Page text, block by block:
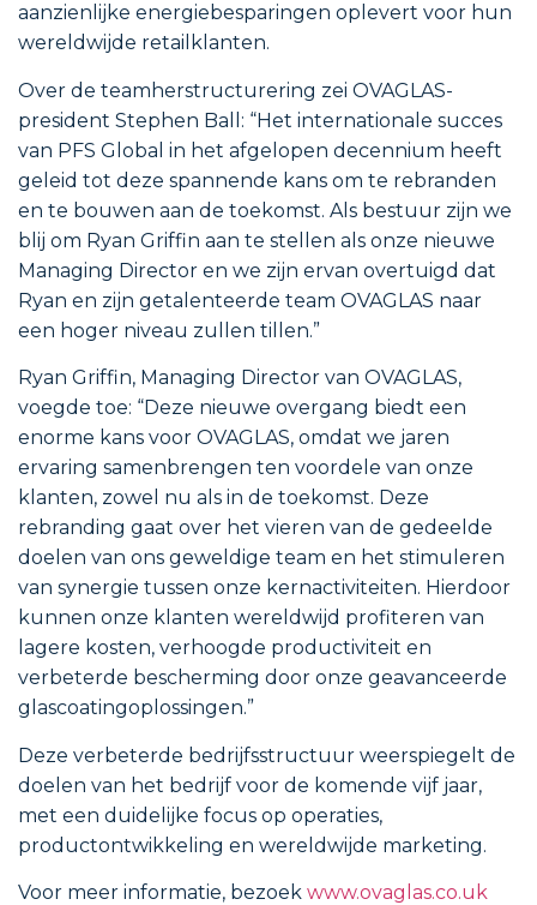
aanzienlijke energiebesparingen oplevert voor hun
wereldwijde retailklanten.
Over de teamherstructurering zei OVAGLAS-
president Stephen Ball: “Het internationale succes
van PFS Global in het afgelopen decennium heeft
geleid tot deze spannende kans om te rebranden
en te bouwen aan de toekomst. Als bestuur zijn we
blij om Ryan Griffin aan te stellen als onze nieuwe
Managing Director en we zijn ervan overtuigd dat
Ryan en zijn getalenteerde team OVAGLAS naar
een hoger niveau zullen tillen.”
Ryan Griffin, Managing Director van OVAGLAS,
voegde toe: “Deze nieuwe overgang biedt een
enorme kans voor OVAGLAS, omdat we jaren
ervaring samenbrengen ten voordele van onze
klanten, zowel nu als in de toekomst. Deze
rebranding gaat over het vieren van de gedeelde
doelen van ons geweldige team en het stimuleren
van synergie tussen onze kernactiviteiten. Hierdoor
kunnen onze klanten wereldwijd profiteren van
lagere kosten, verhoogde productiviteit en
verbeterde bescherming door onze geavanceerde
glascoatingoplossingen.”
Deze verbeterde bedrijfsstructuur weerspiegelt de
doelen van het bedrijf voor de komende vijf jaar,
met een duidelijke focus op operaties,
productontwikkeling en wereldwijde marketing.
Voor meer informatie, bezoek www.ovaglas.co.uk